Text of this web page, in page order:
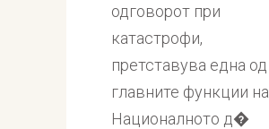
одговорот при
катастрофи,
претставува една од
главните функции на
Националното д�